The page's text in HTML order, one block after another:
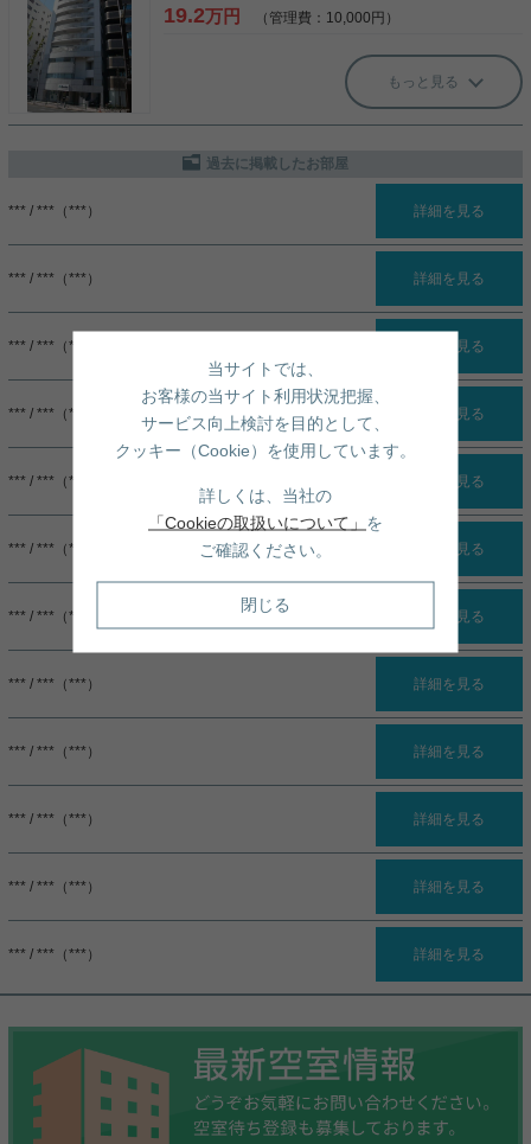
19.2万円 （管理費：10,000円）
もっと見る
過去に掲載したお部屋
*** / ***（***） 詳細を見る
*** / ***（***） 詳細を見る
*** / ***（***） 詳細を見る
*** / ***（***） 詳細を見る
*** / ***（***） 詳細を見る
*** / ***（***） 詳細を見る
*** / ***（***） 詳細を見る
*** / ***（***） 詳細を見る
*** / ***（***） 詳細を見る
*** / ***（***） 詳細を見る
*** / ***（***） 詳細を見る
*** / ***（***） 詳細を見る
当サイトでは、
お客様の当サイト利用状況把握、
サービス向上検討を目的として、
クッキー（Cookie）を使用しています。
詳しくは、当社の
「Cookieの取扱いについて」 を
ご確認ください。
閉じる